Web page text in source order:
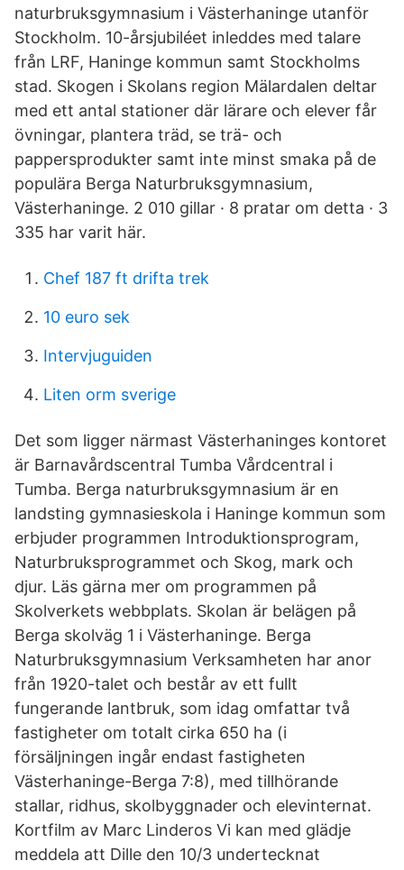
naturbruksgymnasium i Västerhaninge utanför
Stockholm. 10-årsjubiléet inleddes med talare
från LRF, Haninge kommun samt Stockholms
stad. Skogen i Skolans region Mälardalen deltar
med ett antal stationer där lärare och elever får
övningar, plantera träd, se trä- och
pappersprodukter samt inte minst smaka på de
populära Berga Naturbruksgymnasium,
Västerhaninge. 2 010 gillar · 8 pratar om detta · 3
335 har varit här.
Chef 187 ft drifta trek
10 euro sek
Intervjuguiden
Liten orm sverige
Det som ligger närmast Västerhaninges kontoret
är Barnavårdscentral Tumba Vårdcentral i
Tumba. Berga naturbruksgymnasium är en
landsting gymnasieskola i Haninge kommun som
erbjuder programmen Introduktionsprogram,
Naturbruksprogrammet och Skog, mark och
djur. Läs gärna mer om programmen på
Skolverkets webbplats. Skolan är belägen på
Berga skolväg 1 i Västerhaninge. Berga
Naturbruksgymnasium Verksamheten har anor
från 1920-talet och består av ett fullt
fungerande lantbruk, som idag omfattar två
fastigheter om totalt cirka 650 ha (i
försäljningen ingår endast fastigheten
Västerhaninge-Berga 7:8), med tillhörande
stallar, ridhus, skolbyggnader och elevinternat.
Kortfilm av Marc Linderos Vi kan med glädje
meddela att Dille den 10/3 undertecknat